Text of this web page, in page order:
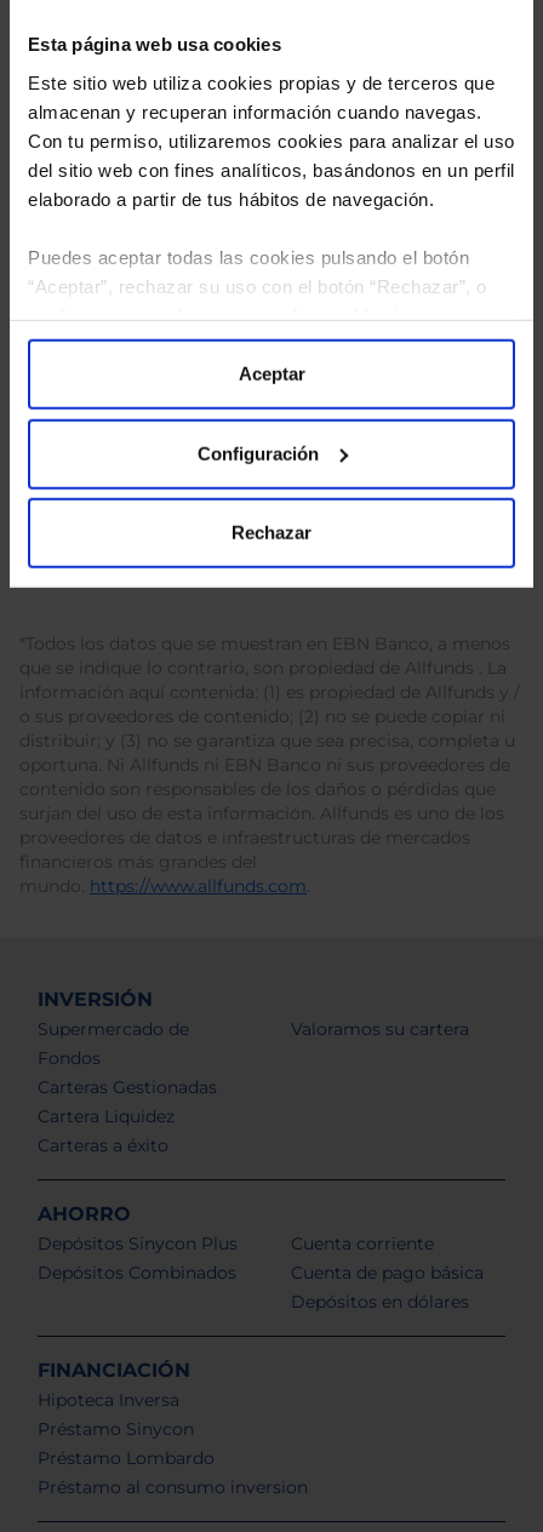
Esta página web usa cookies
Este sitio web utiliza cookies propias y de terceros que
almacenan y recuperan información cuando navegas.
Con tu permiso, utilizaremos cookies para analizar el uso
del sitio web con fines analíticos, basándonos en un perfil
elaborado a partir de tus hábitos de navegación.
Puedes aceptar todas las cookies pulsando el botón
“Aceptar”, rechazar su uso con el botón “Rechazar”, o
“Configuración”. Consulta nuestraPolítica
para más información.
Aceptar
Configuración
Rechazar
He leído
*Todos los datos que se muestran en EBN Banco, a menos
que se indique lo contrario, son propiedad de Allfunds . La
información aquí contenida: (1) es propiedad de Allfunds y /
o sus proveedores de contenido; (2) no se puede copiar ni
distribuir; y (3) no se garantiza que sea precisa, completa u
oportuna. Ni Allfunds ni EBN Banco ni sus proveedores de
contenido son responsables de los daños o pérdidas que
surjan del uso de esta información. Allfunds es uno de los
proveedores de datos e infraestructuras de mercados
financieros más grandes del
mundo. https://www.allfunds.com.
INVERSIÓN
Supermercado de
Fondos
Carteras Gestionadas
Cartera Liquidez
Carteras a éxito
Valoramos su cartera
AHORRO
Depósitos Sinycon Plus
Depósitos Combinados
Cuenta corriente
Cuenta de pago básica
Depósitos en dólares
FINANCIACIÓN
Hipoteca Inversa
Préstamo Sinycon
Préstamo Lombardo
Préstamo al consumo inversion